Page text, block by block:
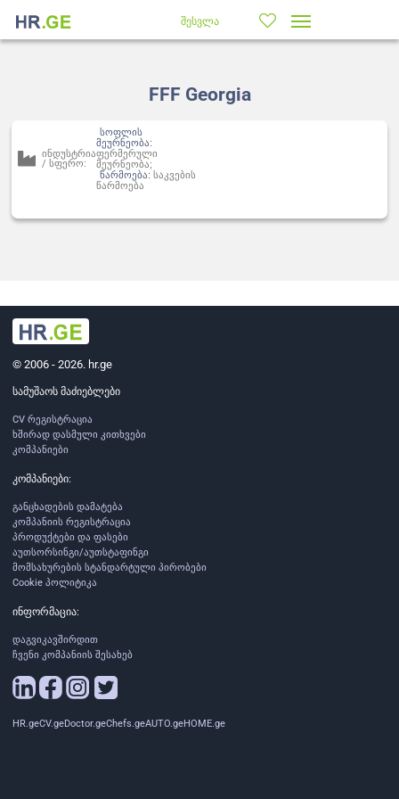
შესვლა
FFF Georgia
ინდუსტრია
/ სფერო:
სოფლის
მეურნეობა:
ფერმერული
მეურნეობა;
წარმოება: საკვების
წარმოება
© 2006 - 2026. hr.ge
სამუშაოს მაძიებლები
CV რეგისტრაცია
ხშირად დასმული კითხვები
კომპანიები
კომპანიები:
განცხადების დამატება
კომპანიის რეგისტრაცია
პროდუქტები და ფასები
აუთსორსინგი/აუთსტაფინგი
მომსახურების სტანდარტული პირობები
Cookie პოლიტიკა
ინფორმაცია:
დაგვიკავშირდით
ჩვენი კომპანიის შესახებ
HR.geCV.geDoctor.geChefs.geAUTO.geHOME.ge